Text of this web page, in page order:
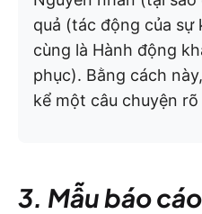
quả (tác động của sự
cùng là Hành động
phục). Bằng cách
kể một câu chuyện
3. Mẫu báo